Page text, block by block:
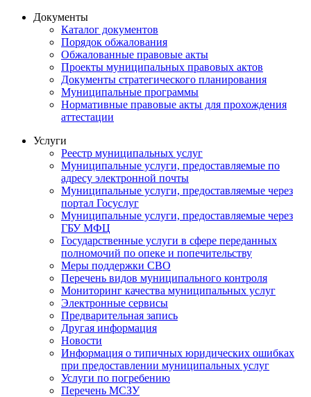
Документы
Каталог документов
Порядок обжалования
Обжалованные правовые акты
Проекты муниципальных правовых актов
Документы стратегического планирования
Муниципальные программы
Нормативные правовые акты для прохождения
аттестации
Услуги
Реестр муниципальных услуг
Муниципальные услуги, предоставляемые по
адресу электронной почты
Муниципальные услуги, предоставляемые через
портал Госуслуг
Муниципальные услуги, предоставляемые через
ГБУ МФЦ
Государственные услуги в сфере переданных
полномочий по опеке и попечительству
Меры поддержки СВО
Перечень видов муниципального контроля
Мониторинг качества муниципальных услуг
Электронные сервисы
Предварительная запись
Другая информация
Новости
Информация о типичных юридических ошибках
при предоставлении муниципальных услуг
Услуги по погребению
Перечень МСЗУ